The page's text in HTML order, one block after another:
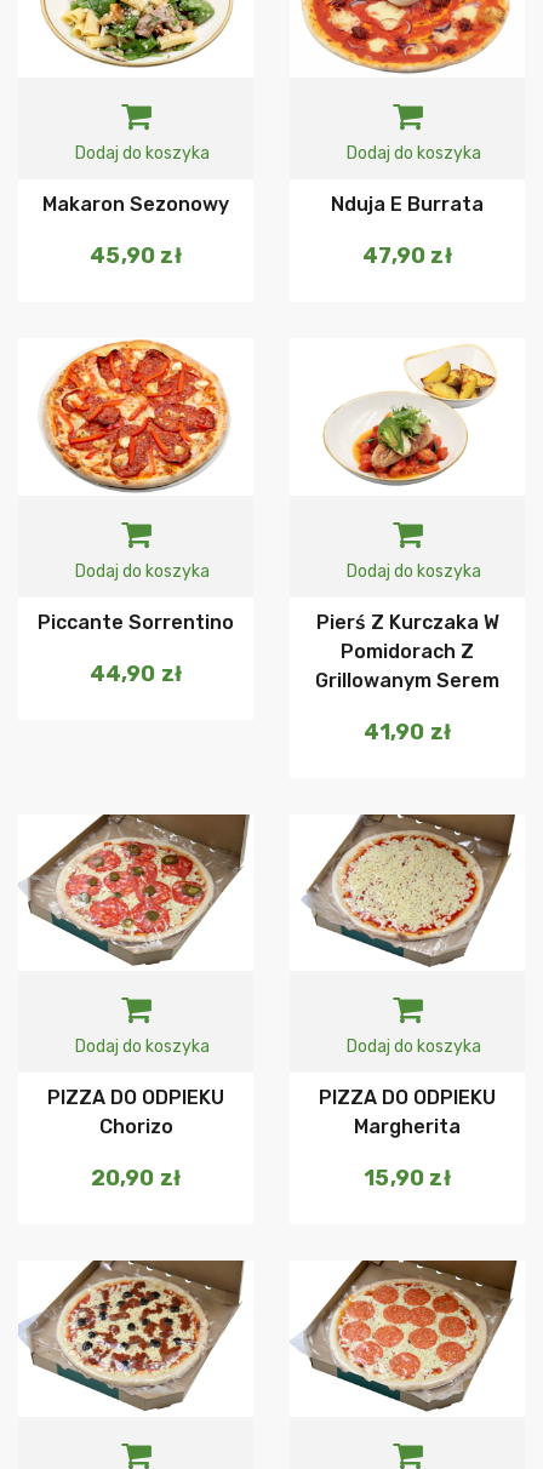
Dodaj do koszyka
Makaron Sezonowy
45,90 zł
Dodaj do koszyka
Nduja E Burrata
47,90 zł
Dodaj do koszyka
Piccante Sorrentino
44,90 zł
Dodaj do koszyka
Pierś Z Kurczaka W
Pomidorach Z
Grillowanym Serem
41,90 zł
Dodaj do koszyka
PIZZA DO ODPIEKU
Chorizo
20,90 zł
Dodaj do koszyka
PIZZA DO ODPIEKU
Margherita
15,90 zł